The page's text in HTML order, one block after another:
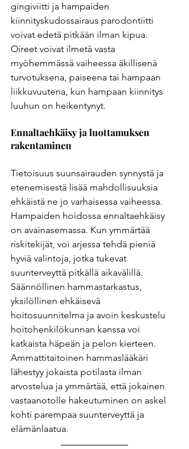
gingiviitti ja hampaiden
kiinnityskudossairaus parodontiitti
voivat edetä pitkään ilman kipua.
Oireet voivat ilmetä vasta
myöhemmässä vaiheessa äkillisenä
turvotuksena, paiseena tai hampaan
liikkuvuutena, kun hampaan kiinnitys
luuhun on heikentynyt.
Ennaltaehkäisy ja luottamuksen
rakentaminen
Tietoisuus suunsairauden synnystä ja
etenemisestä lisää mahdollisuuksia
ehkäistä ne jo varhaisessa vaiheessa.
Hampaiden hoidossa ennaltaehkäisy
on avainasemassa. Kun ymmärtää
riskitekijät, voi arjessa tehdä pieniä
hyviä valintoja, jotka tukevat
suunterveyttä pitkällä aikavälillä.
Säännöllinen hammastarkastus,
yksilöllinen ehkäisevä
hoitosuunnitelma ja avoin keskustelu
hoitohenkilökunnan kanssa voi
katkaista häpeän ja pelon kierteen.
Ammattitaitoinen hammaslääkäri
lähestyy jokaista potilasta ilman
arvostelua ja ymmärtää, että jokainen
vastaanotolle hakeutuminen on askel
kohti parempaa suunterveyttä ja
elämänlaatua.